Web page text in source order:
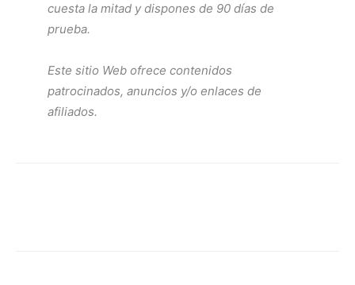
cuesta la mitad y dispones de 90 días de
prueba.
Este sitio Web ofrece contenidos
patrocinados, anuncios y/o enlaces de
afiliados.